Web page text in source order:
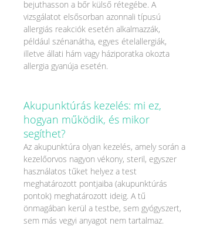
bejuthasson a bőr külső rétegébe. A
vizsgálatot elsősorban azonnali típusú
allergiás reakciók esetén alkalmazzák,
például szénanátha, egyes ételallergiák,
illetve állati hám vagy háziporatka okozta
allergia gyanúja esetén.
Akupunktúrás kezelés: mi ez,
hogyan működik, és mikor
segíthet?
Az akupunktúra olyan kezelés, amely során a
kezelőorvos nagyon vékony, steril, egyszer
használatos tűket helyez a test
meghatározott pontjaiba (akupunktúrás
pontok) meghatározott ideig. A tű
önmagában kerül a testbe, sem gyógyszert,
sem más vegyi anyagot nem tartalmaz.